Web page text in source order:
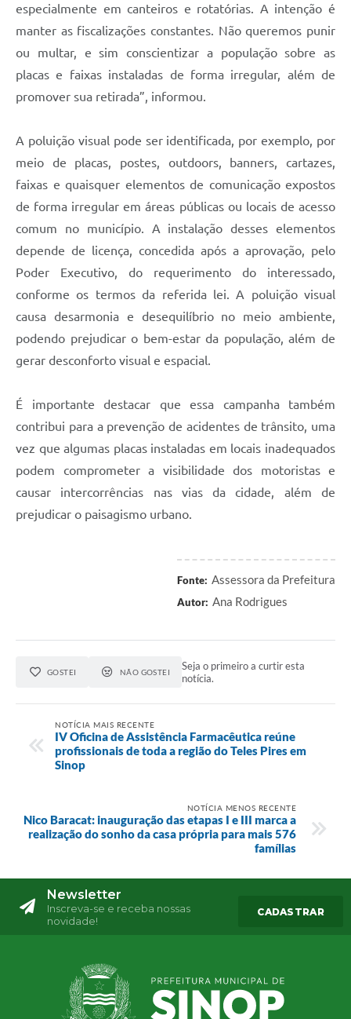
especialmente em canteiros e rotatórias. A intenção é
manter as fiscalizações constantes. Não queremos punir
ou multar, e sim conscientizar a população sobre as
placas e faixas instaladas de forma irregular, além de
promover sua retirada”, informou.
A poluição visual pode ser identificada, por exemplo, por
meio de placas, postes, outdoors, banners, cartazes,
faixas e quaisquer elementos de comunicação expostos
de forma irregular em áreas públicas ou locais de acesso
comum no município. A instalação desses elementos
depende de licença, concedida após a aprovação, pelo
Poder Executivo, do requerimento do interessado,
conforme os termos da referida lei. A poluição visual
causa desarmonia e desequilíbrio no meio ambiente,
podendo prejudicar o bem-estar da população, além de
gerar desconforto visual e espacial.
É importante destacar que essa campanha também
contribui para a prevenção de acidentes de trânsito, uma
vez que algumas placas instaladas em locais inadequados
podem comprometer a visibilidade dos motoristas e
causar intercorrências nas vias da cidade, além de
prejudicar o paisagismo urbano.
Fonte: Assessora da Prefeitura
Autor: Ana Rodrigues
GOSTEI NÃO GOSTEI
Seja o primeiro a curtir esta
notícia.
NOTÍCIA MAIS RECENTE
IV Oficina de Assistência Farmacêutica reúne
profissionais de toda a região do Teles Pires em
Sinop
NOTÍCIA MENOS RECENTE
Nico Baracat: inauguração das etapas I e III marca a
realização do sonho da casa própria para mais 576
famílias
Newsletter
Inscreva-se e receba nossas
novidade!
CADASTRAR